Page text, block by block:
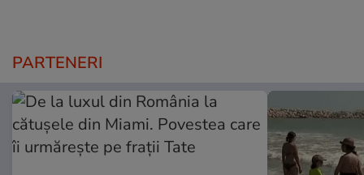
PARTENERI